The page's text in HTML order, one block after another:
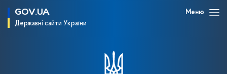
GOV.UA
Державні сайти України
Меню